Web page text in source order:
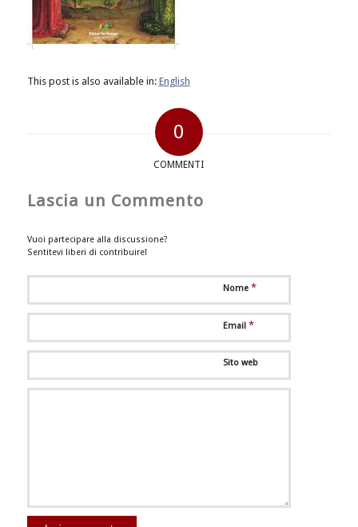
This post is also available in: English
0
COMMENTI
Lascia un Commento
Vuoi partecipare alla discussione?
Sentitevi liberi di contribuire!
Nome *
Email *
Sito web